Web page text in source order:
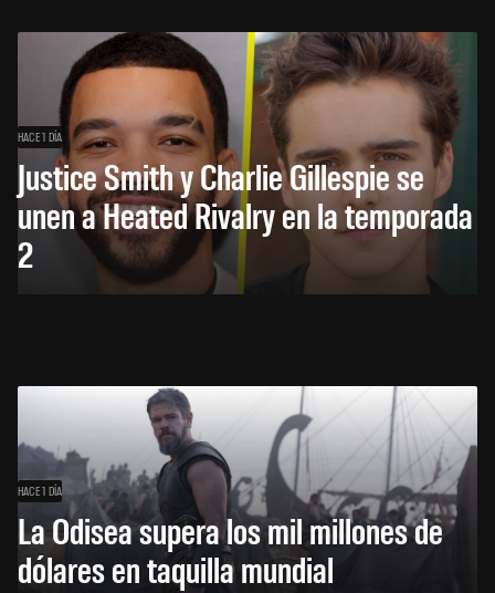
HACE 1 DÍA
Justice Smith y Charlie Gillespie se
unen a Heated Rivalry en la temporada
2
HACE 1 DÍA
La Odisea supera los mil millones de
dólares en taquilla mundial